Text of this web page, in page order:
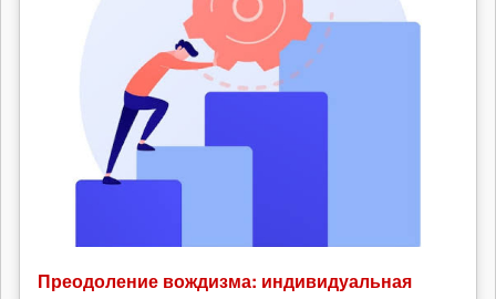
Преодоление вождизма: индивидуальная